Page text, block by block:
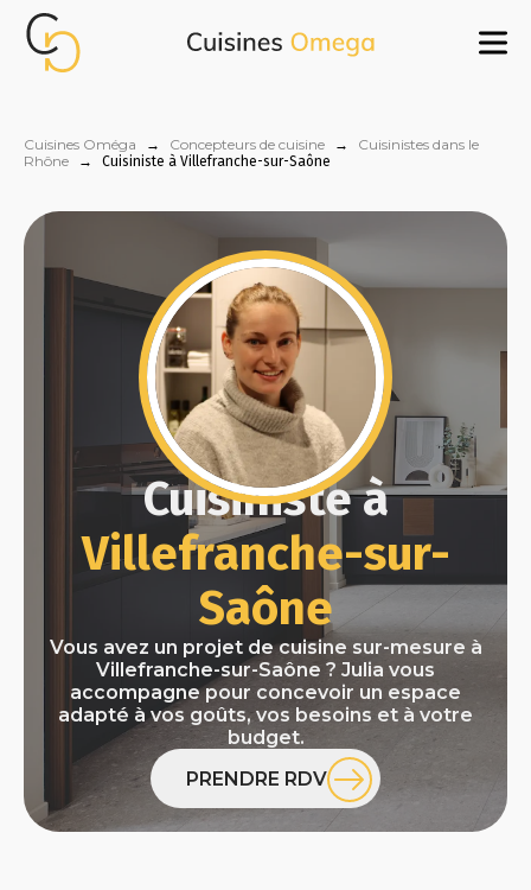
Cuisines Oméga → Concepteurs de cuisine →
Cuisinistes dans le
Rhône
→ Cuisiniste à Villefranche-sur-Saône
Cuisiniste à
Villefranche-sur-
Saône
Vous avez un projet de cuisine sur-mesure à
Villefranche-sur-Saône ? Julia vous
accompagne pour concevoir un espace
adapté à vos goûts, vos besoins et à votre
budget.
PRENDRE RDV